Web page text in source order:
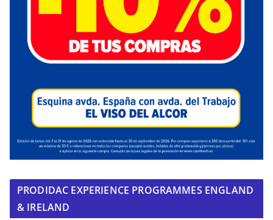
PRODIDAC EXPERIENCE PROGRAMMES ENGLAND
& IRELAND